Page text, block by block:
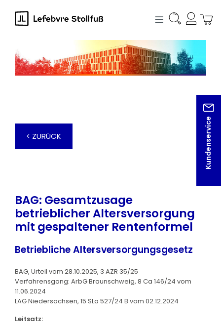
springen
Kundenservice
< ZURÜCK
BAG: Gesamtzusage
betrieblicher Altersversorgung
mit gespaltener Rentenformel
Betriebliche Altersversorgungsgesetz
BAG, Urteil vom 28.10.2025, 3 AZR 35/25
Verfahrensgang: ArbG Braunschweig, 8 Ca 146/24 vom
11.06.2024
LAG Niedersachsen, 15 SLa 527/24 B vom 02.12.2024
Leitsatz: